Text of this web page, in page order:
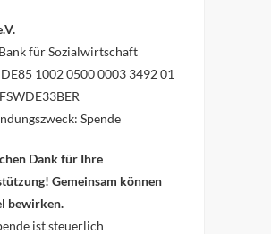
für Sozialwirtschaft
1002 0500 0003 3492 01
Spende
Dank für Ihre
Gemeinsam können
bewirken.
ist steuerlich